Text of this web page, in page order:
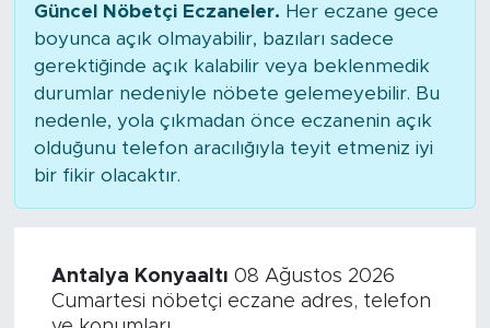
Güncel Nöbetçi Eczaneler. Her eczane gece
boyunca açık olmayabilir, bazıları sadece
gerektiğinde açık kalabilir veya beklenmedik
durumlar nedeniyle nöbete gelemeyebilir. Bu
nedenle, yola çıkmadan önce eczanenin açık
olduğunu telefon aracılığıyla teyit etmeniz iyi
bir fikir olacaktır.
Antalya Konyaaltı 08 Ağustos 2026
Cumartesi nöbetçi eczane adres, telefon
Foto Şaka
Politika